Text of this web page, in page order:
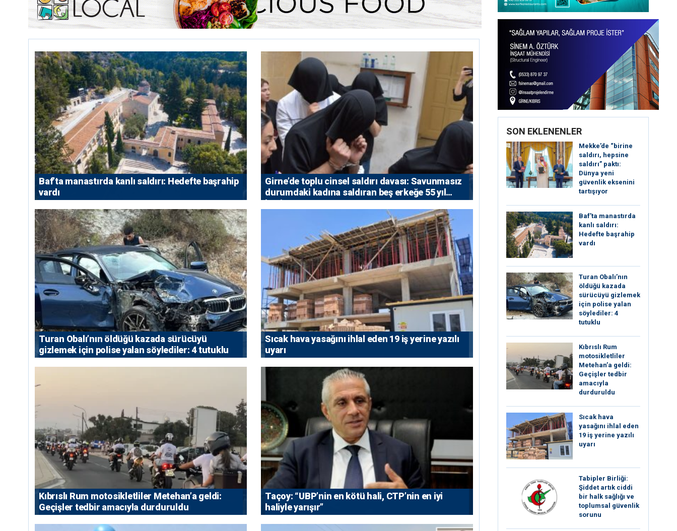
Baf’ta manastırda kanlı saldırı: Hedefte başrahip
vardı
Girne’de toplu cinsel saldırı davası: Savunmasız
durumdaki kadına saldıran beş erkeğe 55 yıl
hapis
Turan Obalı’nın öldüğü kazada sürücüyü
gizlemek için polise yalan söylediler: 4 tutuklu
Sıcak hava yasağını ihlal eden 19 iş yerine yazılı
uyarı
Kıbrıslı Rum motosikletliler Metehan’a geldi:
Geçişler tedbir amacıyla durduruldu
Taçoy: “UBP’nin en kötü hali, CTP’nin en iyi
haliyle yarışır”
SON EKLENENLER
Mekke’de “birine
saldırı, hepsine
saldırı” paktı:
Dünya yeni
güvenlik eksenini
tartışıyor
Baf’ta manastırda
kanlı saldırı:
Hedefte başrahip
vardı
Turan Obalı’nın
öldüğü kazada
sürücüyü gizlemek
için polise yalan
söylediler: 4
tutuklu
Kıbrıslı Rum
motosikletliler
Metehan’a geldi:
Geçişler tedbir
amacıyla
durduruldu
Sıcak hava
yasağını ihlal eden
19 iş yerine yazılı
uyarı
Tabipler Birliği:
Şiddet artık ciddi
bir halk sağlığı ve
toplumsal güvenlik
sorunu